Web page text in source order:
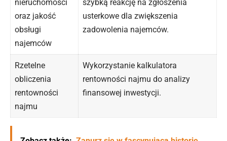
nieruchomości
oraz jakość
obsługi
najemców
szybką reakcję na zgłoszenia
usterkowe dla zwiększenia
zadowolenia najemców.
Rzetelne
obliczenia
rentowności
najmu
Wykorzystanie kalkulatora
rentowności najmu do analizy
finansowej inwestycji.